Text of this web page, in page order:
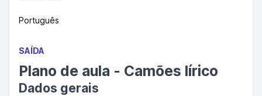
Português
SAÍDA
Plano de aula - Camões lírico
Dados gerais